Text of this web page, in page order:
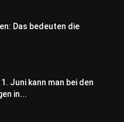
Das bedeuten die
Juni kann man bei den
in...